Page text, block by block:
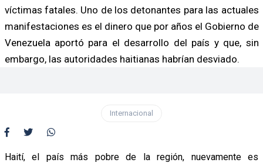
víctimas fatales. Uno de los detonantes para las actuales
manifestaciones es el dinero que por años el Gobierno de
Venezuela aportó para el desarrollo del país y que, sin
embargo, las autoridades haitianas habrían desviado.
Internacional
Haití, el país más pobre de la región, nuevamente es